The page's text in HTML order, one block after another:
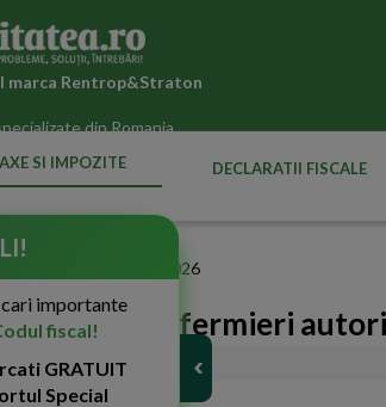
marca Rentrop&Straton
din Romania
SI IMPOZITE DECLARATII FISCALE
datorate statului in 2026
700.000 de fermieri
2469
importante
fiscal!
GRATUIT
Special